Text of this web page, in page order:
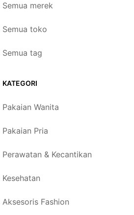
Semua merek
Semua toko
Semua tag
KATEGORI
Pakaian Wanita
Pakaian Pria
Perawatan & Kecantikan
Kesehatan
Aksesoris Fashion